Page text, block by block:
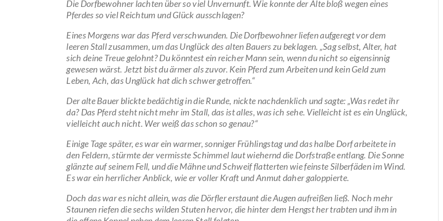
Die Dorfbewohner lachten über so viel Unvernunft. Wie konnte der Alte bloß wegen eines
Pferdes so viel Reichtum und Glück ausschlagen?
Eines Morgens war das Pferd verschwunden. Die Dorfbewohner liefen aufgeregt vor dem
leeren Stall zusammen, um das Unglück des alten Bauers zu beklagen. „Sag selbst, Alter, hat
sich deine Treue gelohnt? Du könntest ein reicher Mann sein, wenn du nicht so eigensinnig
gewesen wärst. Jetzt bist du ärmer als zuvor. Kein Pferd zum Arbeiten und kein Geld zum
Leben, Ach, das Unglück hat dich schwer getroffen.“
Der alte Bauer blickte bedächtig in die Runde, nickte nachdenklich und sagte: „Was redet ihr
da? Das Pferd steht nicht mehr im Stall, das ist alles, was ich sehe. Vielleicht ist es ein Unglück,
vielleicht auch nicht. Wer weiß das schon so genau?“
Einige Tage später, es war ein warmer, sonniger Frühlingstag und das halbe Dorf arbeitete in
den Feldern, stürmte der vermisste Schimmel laut wiehernd die Dorfstraße entlang. Die Sonne
glänzte auf seinem Fell, und die Mähne und Schweif flatterten wie feinste Silberfäden im Wind.
Es war ein herrlicher Anblick, wie er voller Kraft und Anmut daher galoppierte.
Doch das war es nicht allein, was die Dörfler erstaunt die Augen aufreißen ließ. Noch mehr
Staunen riefen die sechs wilden Stuten hervor, die hinter dem Hengst her trabten und ihm in